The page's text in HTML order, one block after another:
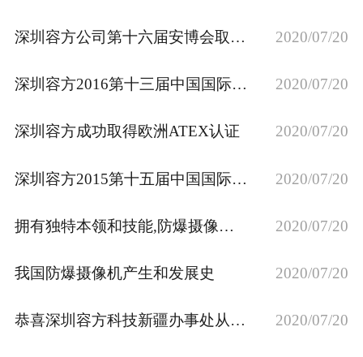
深圳容方公司第十六届安博会取得圆满成功 2020/07/20
深圳容方2016第十三届中国国际社会公共安全产品博览会顺利进行中 2020/07/20
深圳容方成功取得欧洲ATEX认证 2020/07/20
深圳容方2015第十五届中国国际社会公共安全博览会取得圆满成功 2020/07/20
拥有独特本领和技能,防爆摄像机在安防业大放异彩 2020/07/20
我国防爆摄像机产生和发展史 2020/07/20
恭喜深圳容方科技新疆办事处从今起开始正式营业! 2020/07/20